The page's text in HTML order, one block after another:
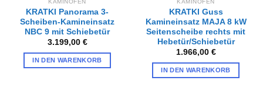
KAMINOFEN
KRATKI Panorama 3-
Scheiben-Kamineinsatz
NBC 9 mit Schiebetür
3.199,00 €
IN DEN WARENKORB
KAMINOFEN
KRATKI Guss
Kamineinsatz MAJA 8 kW
Seitenscheibe rechts mit
Hebetür/Schiebetür
1.966,00 €
IN DEN WARENKORB